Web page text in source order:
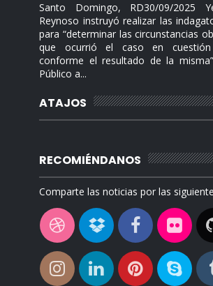
Santo Domingo, RD30/09/2025
Reynoso instruyó realizar las
para “determinar las circunstancias
que ocurrió el caso en
conforme el resultado de la
Público a...
ATAJOS
RECOMIÉNDANOS
Comparte las noticias por las